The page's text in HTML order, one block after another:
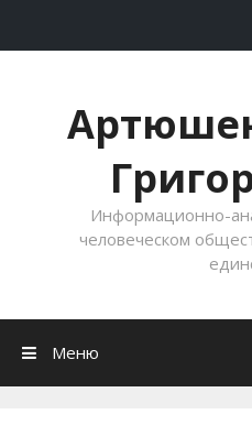
Информационно-
человеческом
Меню